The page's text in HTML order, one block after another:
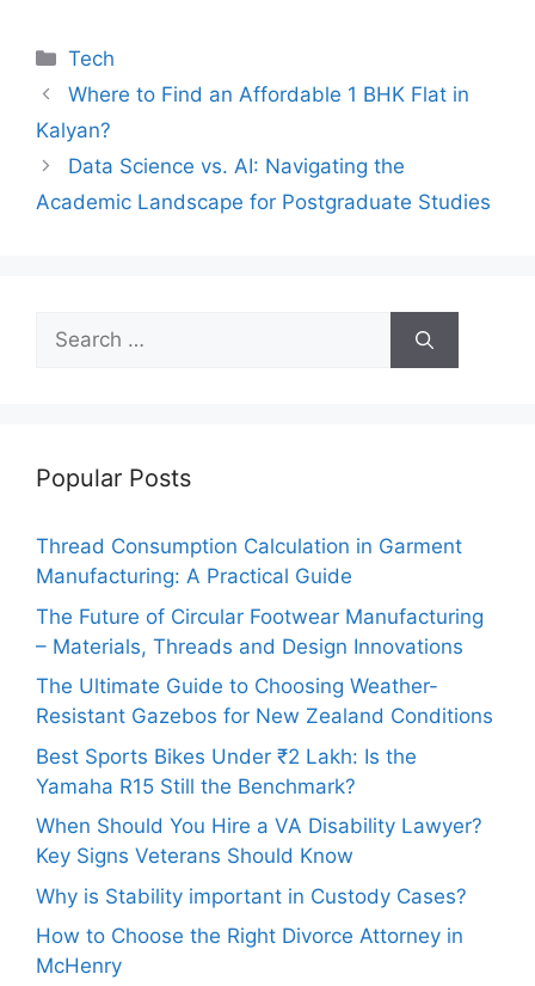
c
e
b
o
o
er l
e di e
n
s
p
p
y
k
e
Categories
Tech
Where to Find an Affordable 1 BHK Flat in
Kalyan?
Data Science vs. AI: Navigating the
Academic Landscape for Postgraduate Studies
Search
for:
Popular Posts
Thread Consumption Calculation in Garment
Manufacturing: A Practical Guide
The Future of Circular Footwear Manufacturing
– Materials, Threads and Design Innovations
The Ultimate Guide to Choosing Weather-
Resistant Gazebos for New Zealand Conditions
Best Sports Bikes Under ₹2 Lakh: Is the
Yamaha R15 Still the Benchmark?
When Should You Hire a VA Disability Lawyer?
Key Signs Veterans Should Know
Why is Stability important in Custody Cases?
How to Choose the Right Divorce Attorney in
McHenry